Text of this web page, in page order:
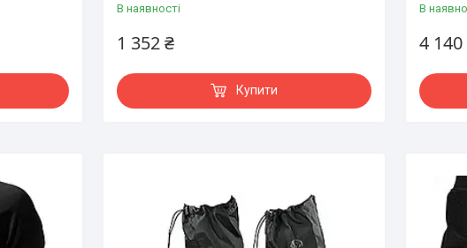
В наявності
1 352 ₴
Купити
В
4 140